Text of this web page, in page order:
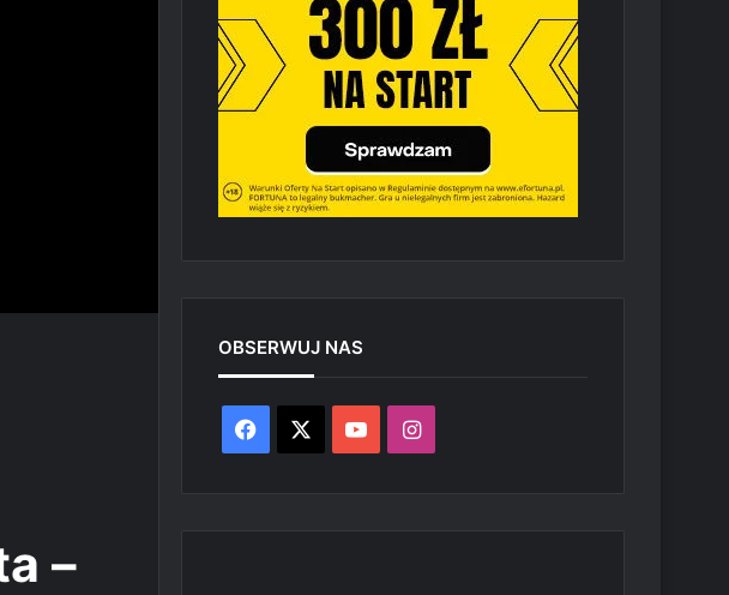
–
OBSERWUJ NAS
Facebook YouTubeInstagram